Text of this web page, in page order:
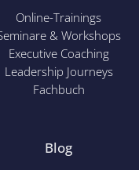
Online-Trainings
& Workshops
Executive Coaching
Leadership Journeys
Fachbuch
Blog